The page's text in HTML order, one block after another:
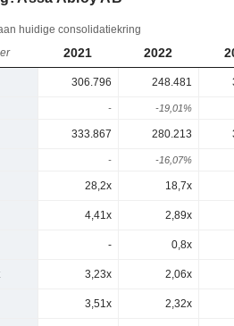
huidige consolidatiekring
2021 2022
306.796 248.481
- -19,01%
333.867 280.213
- -16,07%
28,2x 18,7x
4,41x 2,89x
- 0,8x
3,23x 2,06x
3,51x 2,32x